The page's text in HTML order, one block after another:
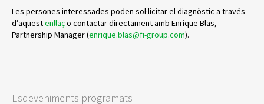
Les persones interessades poden sol·licitar el diagnòstic a través
d’aquestenllaço contactar directament amb Enrique Blas,
Partnership Manager (enrique.blas@fi-group.com).
Esdeveniments programats